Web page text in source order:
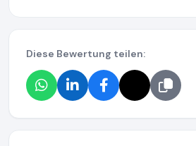
Diese Bewertung teilen: